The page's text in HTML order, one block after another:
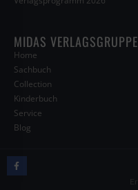
MIDAS VERLAGSGRUPPE
Home
Sachbuch
Collection
Kinderbuch
Service
Blog